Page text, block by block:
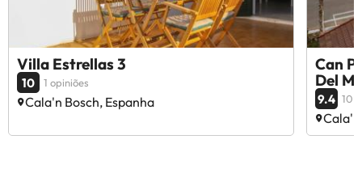
Villa Estrellas 3
10 1 opiniões
Cala'n Bosch, Espanha
Can
Del
9.4 10
Cala'n